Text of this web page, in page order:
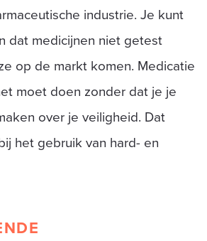
industrie. Je kunt
dat medicijnen niet getest
op de markt komen. Medicatie
moet doen zonder dat je je
over je veiligheid. Dat
het gebruik van hard- en